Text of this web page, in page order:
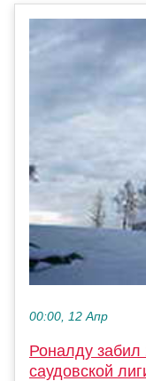
00:00, 12 Апр
Роналду забил
саудовской